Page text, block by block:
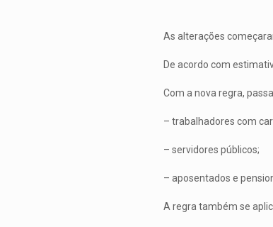
As alterações
De acordo com
Com a nova regra,
– trabalhadores com
– servidores públicos;
– aposentados e
A regra também se